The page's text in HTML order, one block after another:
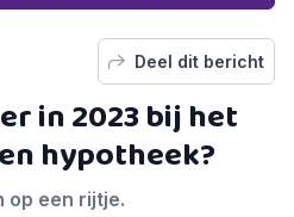
Deel dit bericht
in 2023 bij het
hypotheek?
op een rijtje.